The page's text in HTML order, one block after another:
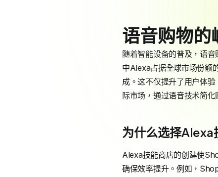
语音购物的
随着智能设备的普及，语
中Alexa占据全球市场份额
成。这不仅提升了用户体验
际市场，通过语音技术简化
为什么选择Alexa
Alexa技能商店的创建使
确保效率提升。例如，